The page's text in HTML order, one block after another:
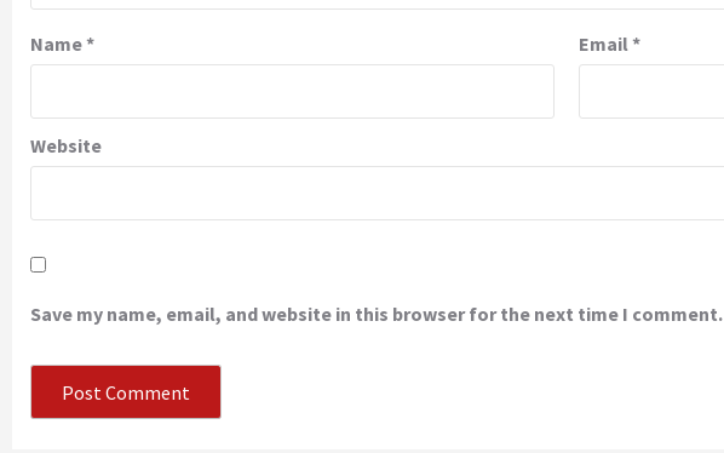
Name* Email*
Website
Save my name, email, and website in this browser for the next time I comment.